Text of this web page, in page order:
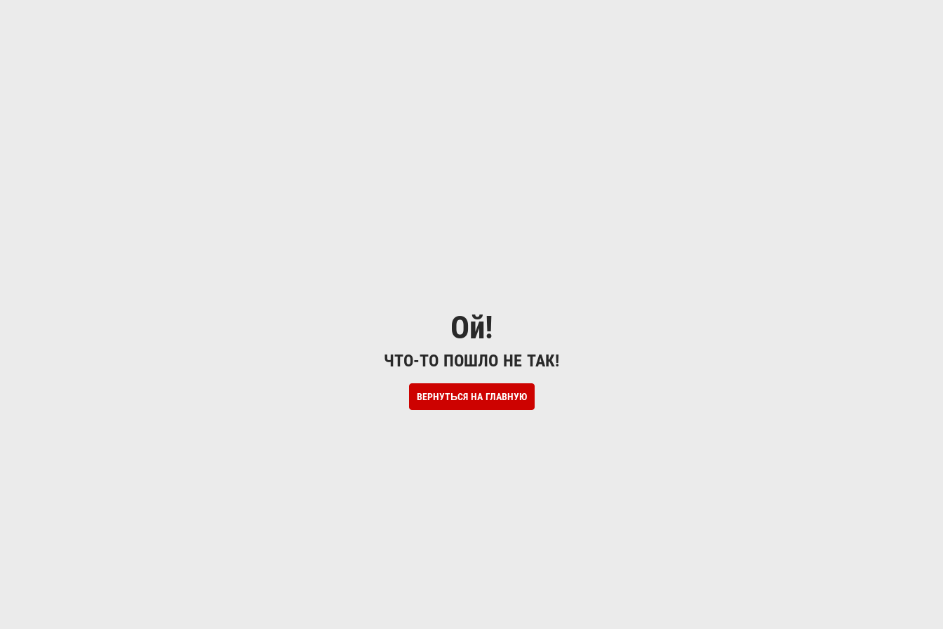
Ой!
ЧТО-ТО ПОШЛО НЕ ТАК!
ВЕРНУТЬСЯ НА ГЛАВНУЮ